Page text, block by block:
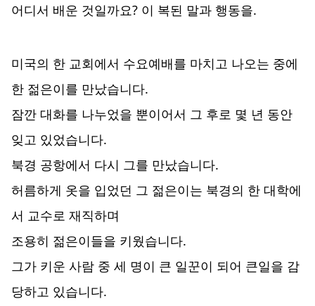
어디서 배운 것일까요? 이 복된 말과 행동을.
미국의 한 교회에서 수요예배를 마치고 나오는 중에
한 젊은이를 만났습니다.
잠깐 대화를 나누었을 뿐이어서 그 후로 몇 년 동안
잊고 있었습니다.
북경 공항에서 다시 그를 만났습니다.
허름하게 옷을 입었던 그 젊은이는 북경의 한 대학에
서 교수로 재직하며
조용히 젊은이들을 키웠습니다.
그가 키운 사람 중 세 명이 큰 일꾼이 되어 큰일을 감
당하고 있습니다.